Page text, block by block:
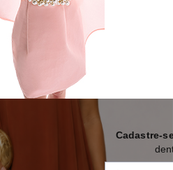
Cadastre-